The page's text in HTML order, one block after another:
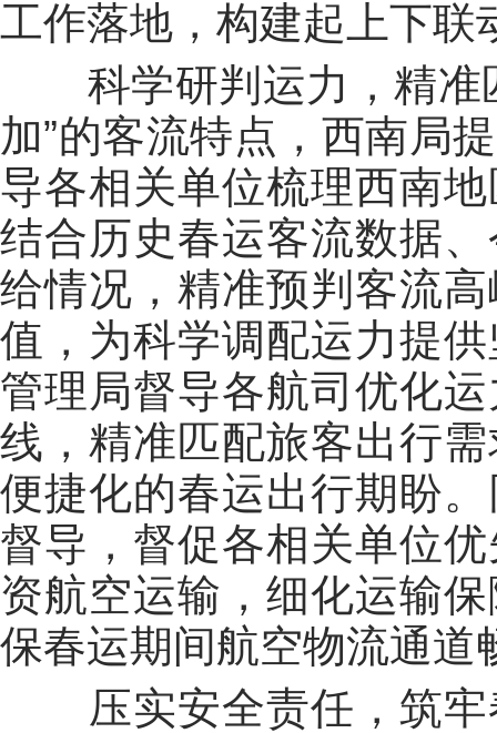
工作落地，构建起上下联
科学研判运力，精准
加”的客流特点， 西南局
导各相关单位梳理西南
结合历史春运客流数据
给情况，精准预判客流
值，为科学调配运力提
管理局督导各航司优化
线，精准匹配旅客出行
便捷化的春运出行期盼
督导，督促各相关单位
资航空运输，细化运输
保春运期间航空物流通道
压实安全责任，筑